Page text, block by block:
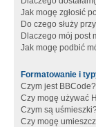
Jak mogę zgłosić
Do czego służy
Dlaczego mój post
Jak mogę podbić
Formatowanie i
Czym jest BBCode?
Czy mogę używać
Czym są
Czy mogę